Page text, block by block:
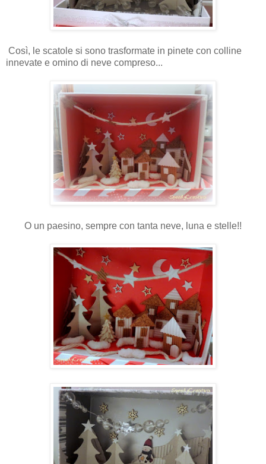
Così, le scatole si sono trasformate in pinete con colline
innevate e omino di neve compreso...
O un paesino, sempre con tanta neve, luna e stelle!!